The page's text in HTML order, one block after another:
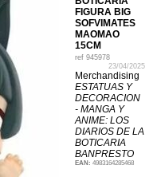
FIGURA BIG
SOFVIMATES
MAOMAO
15CM
ref 945978
23/04/2025
Merchandising
ESTATUAS Y
DECORACION
- MANGA Y
ANIME: LOS
DIARIOS DE LA
BOTICARIA
BANPRESTO
EAN: 4983164285468